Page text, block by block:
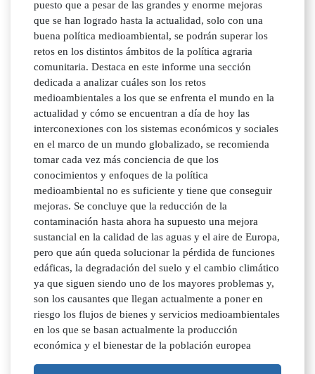
puesto que a pesar de las grandes y enorme mejoras
que se han logrado hasta la actualidad, solo con una
buena política medioambiental, se podrán superar los
retos en los distintos ámbitos de la política agraria
comunitaria. Destaca en este informe una sección
dedicada a analizar cuáles son los retos
medioambientales a los que se enfrenta el mundo en la
actualidad y cómo se encuentran a día de hoy las
interconexiones con los sistemas económicos y sociales
en el marco de un mundo globalizado, se recomienda
tomar cada vez más conciencia de que los
conocimientos y enfoques de la política
medioambiental no es suficiente y tiene que conseguir
mejoras. Se concluye que la reducción de la
contaminación hasta ahora ha supuesto una mejora
sustancial en la calidad de las aguas y el aire de Europa,
pero que aún queda solucionar la pérdida de funciones
edáficas, la degradación del suelo y el cambio climático
ya que siguen siendo uno de los mayores problemas y,
son los causantes que llegan actualmente a poner en
riesgo los flujos de bienes y servicios medioambientales
en los que se basan actualmente la producción
económica y el bienestar de la población europea